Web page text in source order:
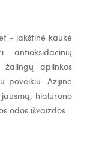
- lakštinė kaukė
aplinkos
poveikiu. Azijinė
hialurono
odos išvaizdos.